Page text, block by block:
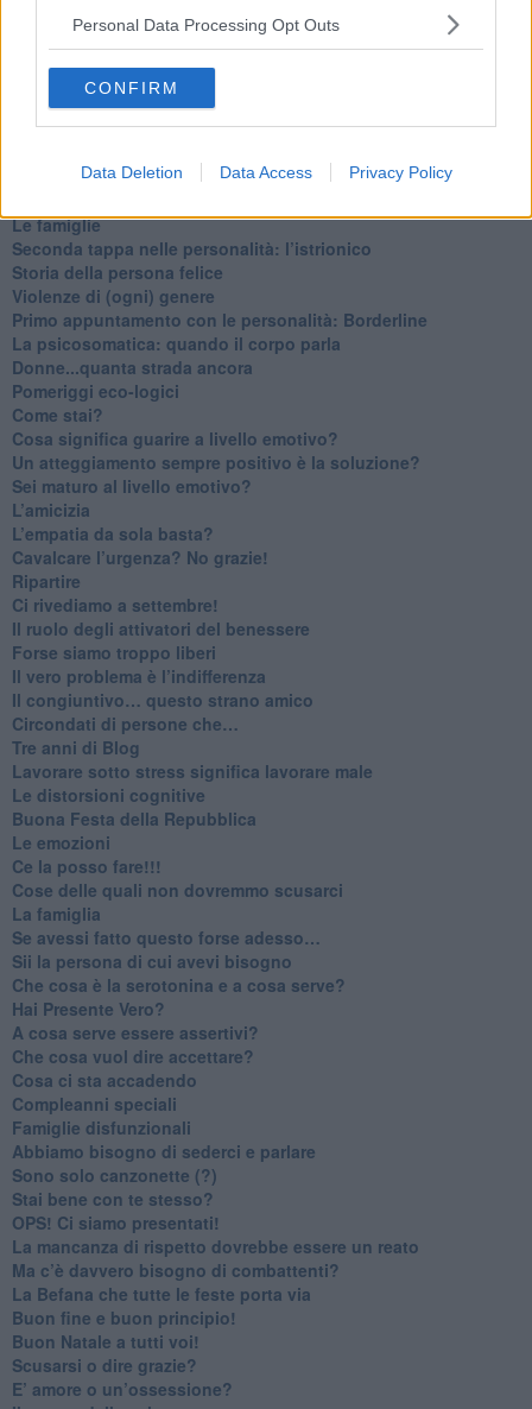
Personal Data Processing Opt Outs
CONFIRM
Data Deletion Data Access Privacy Policy
Contornati di persone che…
Non dare niente per scontato
Che cos’è la dipendenza affettiva?
Quarta tappa nelle personalità: il narcisista
​Nuovi arrivi!
​Terza tappa nelle personalità: l’antisociale
Le famiglie
Seconda tappa nelle personalità: l’istrionico
​Storia della persona felice
Violenze di (ogni) genere
​Primo appuntamento con le personalità: Borderline
La psicosomatica: quando il corpo parla
Donne...quanta strada ancora
​Pomeriggi eco-logici
​Come stai?
Cosa significa guarire a livello emotivo?
​Un atteggiamento sempre positivo è la soluzione?
​Sei maturo al livello emotivo?
​L’amicizia
​L’empatia da sola basta?
​Cavalcare l’urgenza? No grazie!
Ripartire
​Ci rivediamo a settembre!
​Il ruolo degli attivatori del benessere
​Forse siamo troppo liberi
​Il vero problema è l’indifferenza
​Il congiuntivo… questo strano amico
​Circondati di persone che…
​Tre anni di Blog
​Lavorare sotto stress significa lavorare male
​Le distorsioni cognitive
​Buona Festa della Repubblica
Le emozioni
​Ce la posso fare!!!
​Cose delle quali non dovremmo scusarci
​La famiglia
​Se avessi fatto questo forse adesso…
​Sii la persona di cui avevi bisogno
Che cosa è la serotonina e a cosa serve?
​Hai Presente Vero?
A cosa serve essere assertivi?
​Che cosa vuol dire accettare?
​Cosa ci sta accadendo
​Compleanni speciali
​Famiglie disfunzionali
​Abbiamo bisogno di sederci e parlare
Sono solo canzonette (?)
​Stai bene con te stesso?
​OPS! Ci siamo presentati!
​La mancanza di rispetto dovrebbe essere un reato
​Ma c’è davvero bisogno di combattenti?
​La Befana che tutte le feste porta via
Buon fine e buon principio!
​Buon Natale a tutti voi!
​Scusarsi o dire grazie?
​E’ amore o un’ossessione?